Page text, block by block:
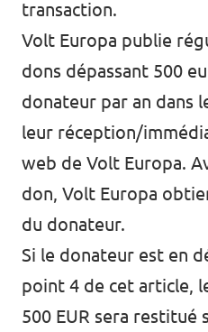
transaction.
Volt Europa publie
dons dépassant 500
donateur par an dans
leur réception/
web de Volt Europa.
don, Volt Europa
du donateur.
Si le donateur est en
point 4 de cet article,
500 EUR sera restitué